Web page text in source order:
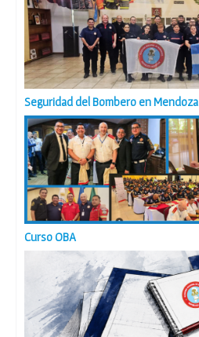
Seguridad del Bombero en Mendoza
Curso OBA